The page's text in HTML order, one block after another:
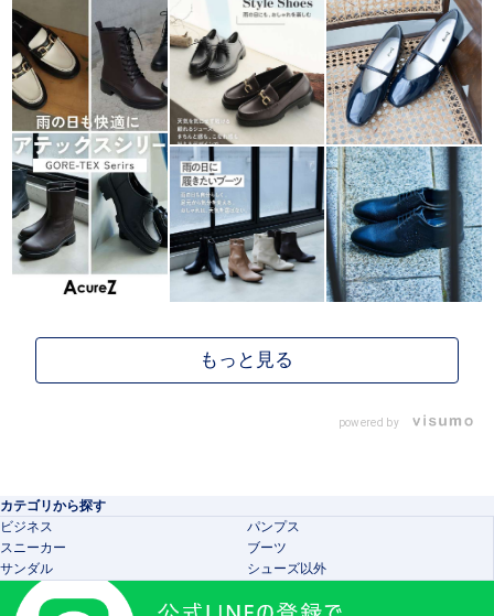
powered by
カテゴリから探す
ビジネス
パンプス
スニーカー
ブーツ
サンダル
シューズ以外